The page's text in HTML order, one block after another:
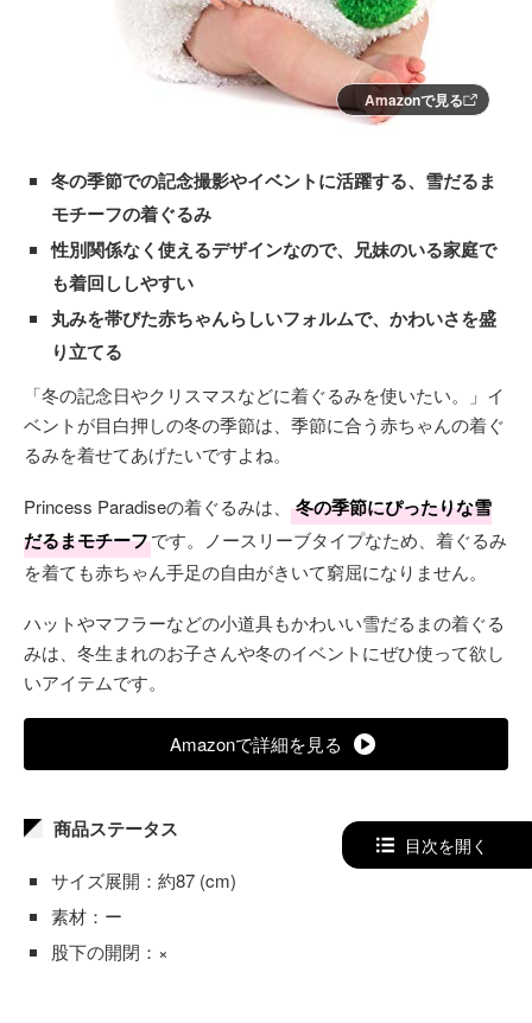
Amazonで見る
冬の季節での記念撮影やイベントに活躍する、雪だるま
モチーフの着ぐるみ
性別関係なく使えるデザインなので、兄妹のいる家庭で
も着回ししやすい
丸みを帯びた赤ちゃんらしいフォルムで、かわいさを盛
り立てる
「冬の記念日やクリスマスなどに着ぐるみを使いたい。」イ
ベントが目白押しの冬の季節は、季節に合う赤ちゃんの着ぐ
るみを着せてあげたいですよね。
Princess Paradiseの着ぐるみは、
冬の季節にぴったりな雪
だるまモチーフです。ノースリーブタイプなため、着ぐるみ
を着ても赤ちゃん手足の自由がきいて窮屈になりません。
ハットやマフラーなどの小道具もかわいい雪だるまの着ぐる
みは、冬生まれのお子さんや冬のイベントにぜひ使って欲し
いアイテムです。
Amazonで詳細を見る
商品ステータス
サイズ展開：約87 (cm)
素材：ー
股下の開閉：×
目次を開く